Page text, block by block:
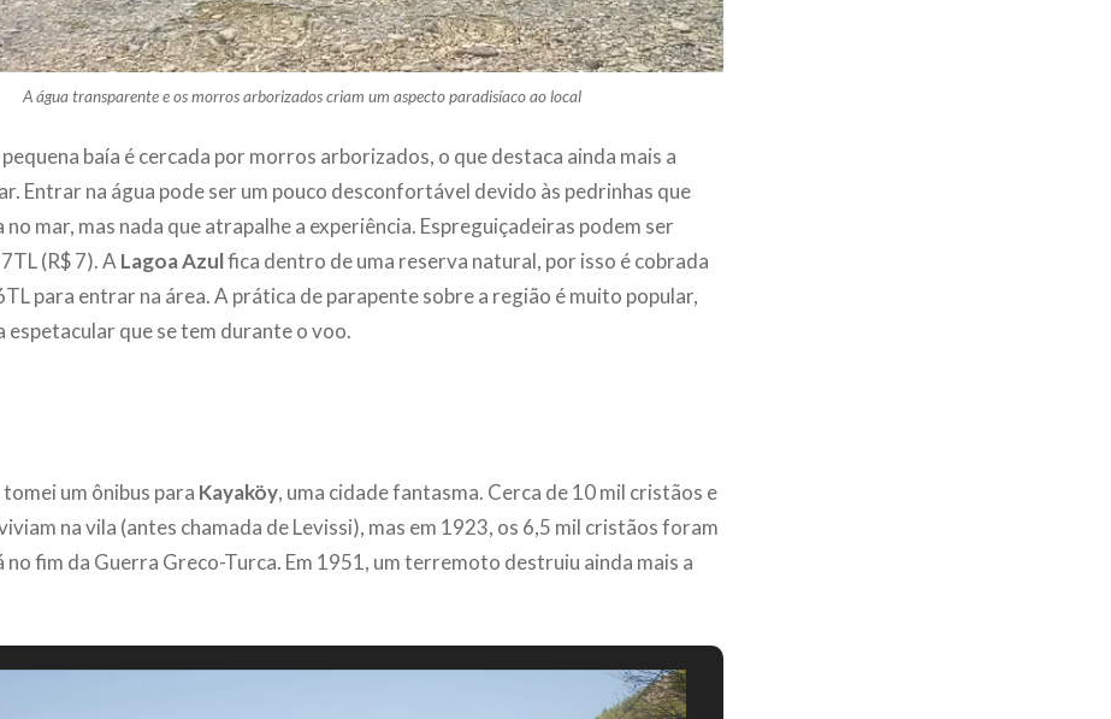
A água transparente e os morros arborizados criam um aspecto paradisíaco ao local
baía é cercada por morros arborizados, o que destaca ainda mais a
Entrar na água pode ser um pouco desconfortável devido às pedrinhas que
no mar, mas nada que atrapalhe a experiência. Espreguiçadeiras podem ser
(R$ 7). A Lagoa Azulfica dentro de uma reserva natural, por isso é cobrada
para entrar na área. A prática de parapente sobre a região é muito popular,
espetacular que se tem durante o voo.
tomei um ônibus para Kayaköy, uma cidade fantasma. Cerca de 10 mil cristãos e
na vila (antes chamada de Levissi), mas em 1923, os 6,5 mil cristãos foram
no fim da Guerra Greco-Turca. Em 1951, um terremoto destruiu ainda mais a